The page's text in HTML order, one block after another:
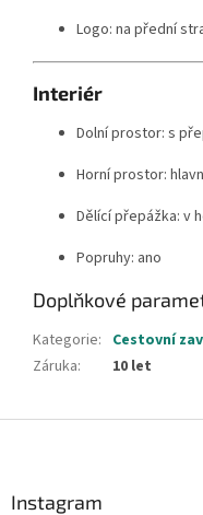
Logo: na přední
Interiér
Dolní prostor: s
Horní prostor:
Dělící přepážka: v
Popruhy: ano
Doplňkové
Kategorie: Cestovní
Záruka: 10 let
Instagram